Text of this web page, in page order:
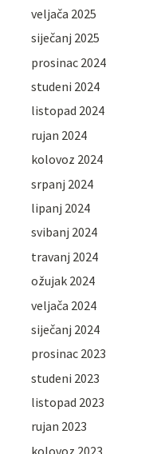
veljača 2025
siječanj 2025
prosinac 2024
studeni 2024
listopad 2024
rujan 2024
kolovoz 2024
srpanj 2024
lipanj 2024
svibanj 2024
travanj 2024
ožujak 2024
veljača 2024
siječanj 2024
prosinac 2023
studeni 2023
listopad 2023
rujan 2023
kolovoz 2023